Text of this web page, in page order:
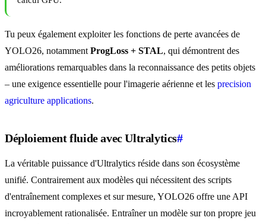
Tu peux également exploiter les fonctions de perte avancées de
YOLO26, notamment ProgLoss + STAL, qui démontrent des
améliorations remarquables dans la reconnaissance des petits objets
– une exigence essentielle pour l'imagerie aérienne et les precision
agriculture applications.
Déploiement fluide avec Ultralytics#
La véritable puissance d'Ultralytics réside dans son écosystème
unifié. Contrairement aux modèles qui nécessitent des scripts
d'entraînement complexes et sur mesure, YOLO26 offre une API
incroyablement rationalisée. Entraîner un modèle sur ton propre jeu